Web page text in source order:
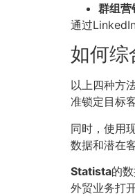
群组营
通过
如何综
以上四种方
准锁定目标
同时，使用
数据和潜在
Statista的
外贸业务打